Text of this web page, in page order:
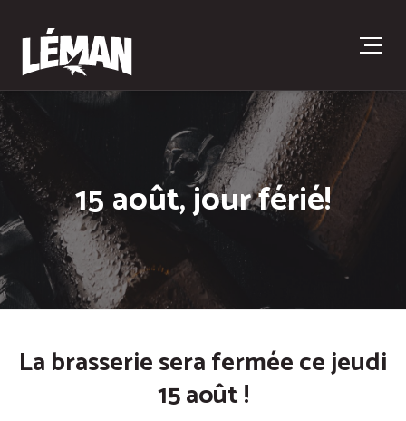
15 août, jour férié!
La brasserie sera fermée ce jeudi
15 août !